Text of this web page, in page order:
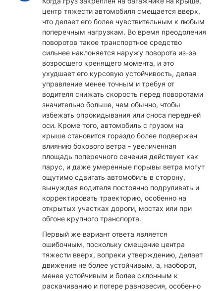
центр тяжести автомобиля смещается вверх,
что делает его более чувствительным к любым
поперечным нагрузкам. Во время преодоления
поворотов такое транспортное средство
сильнее наклоняется наружу поворота из-за
возросшего кренящего момента, и это
ухудшает его курсовую устойчивость, делая
управление менее точным и требуя от
водителя снижать скорость перед поворотами
значительно больше, чем обычно, чтобы
избежать опрокидывания или сноса передней
оси. Кроме того, автомобиль с грузом на
крыше становится гораздо более подвержен
влиянию бокового ветра - увеличенная
площадь поперечного сечения действует как
парус, и даже умеренные порывы ветра могут
ощутимо сдвигать автомобиль в сторону,
вынуждая водителя постоянно подруливать и
корректировать траекторию, особенно на
открытых участках дороги, мостах или при
обгоне крупного транспорта.
Первый же вариант ответа является
ошибочным, поскольку смещение центра
тяжести вверх, вопреки утверждению, делает
движение не более устойчивым, а, наоборот,
менее устойчивым и более склонным к
раскачиванию и потере равновесия, особенно